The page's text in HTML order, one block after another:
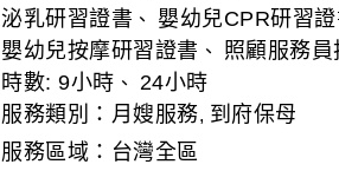
泌乳研習證書 、 嬰幼兒CPR研習
嬰幼兒按摩研習證書 、 照顧服務員
時數: 9小時 、 24小時
服務類別： 月嫂服務, 到府保母
服務區域： 台灣全區